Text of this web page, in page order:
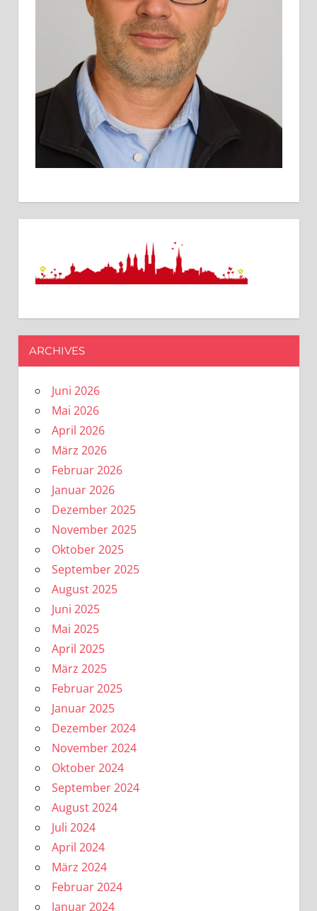
ARCHIVES
Juni 2026
Mai 2026
April 2026
März 2026
Februar 2026
Januar 2026
Dezember 2025
November 2025
Oktober 2025
September 2025
August 2025
Juni 2025
Mai 2025
April 2025
März 2025
Februar 2025
Januar 2025
Dezember 2024
November 2024
Oktober 2024
September 2024
August 2024
Juli 2024
April 2024
März 2024
Februar 2024
Januar 2024